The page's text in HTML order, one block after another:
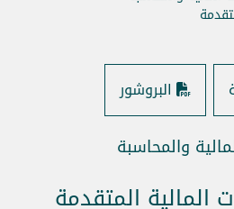
البروشور
والمحاسبة
المالية المتقدمة